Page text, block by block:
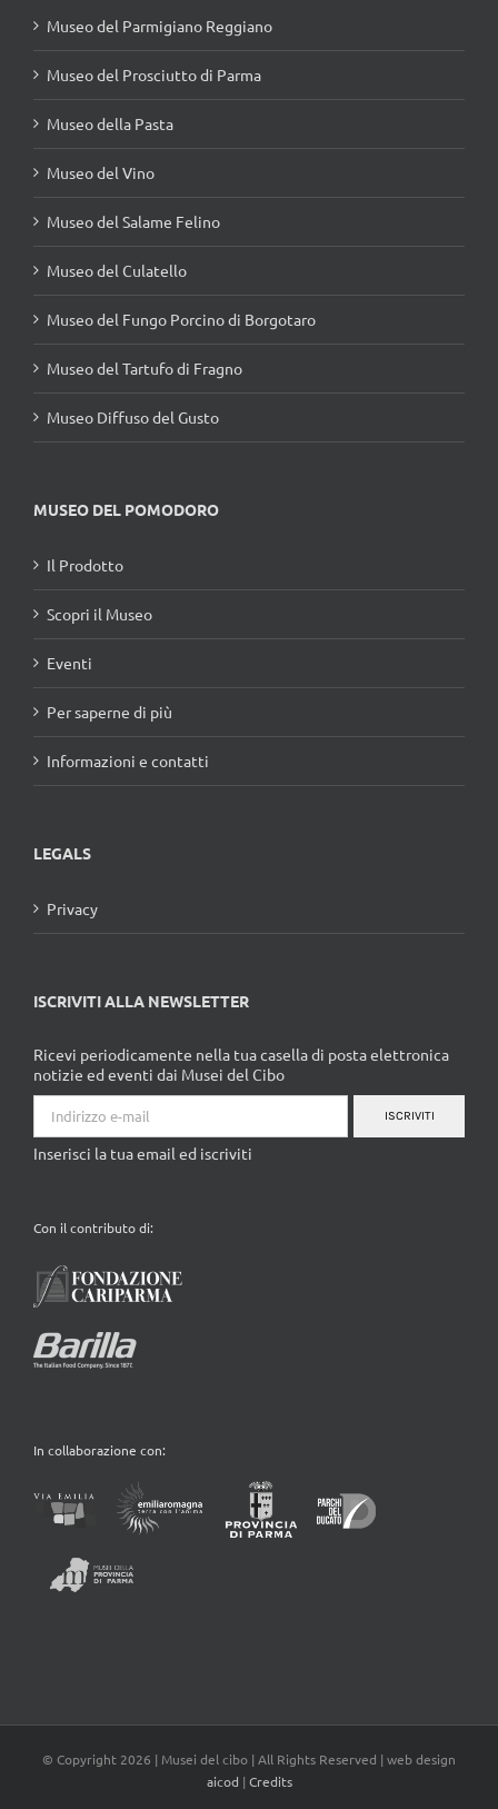
Museo del Parmigiano Reggiano
Museo del Prosciutto di Parma
Museo della Pasta
Museo del Vino
Museo del Salame Felino
Museo del Culatello
Museo del Fungo Porcino di Borgotaro
Museo del Tartufo di Fragno
Museo Diffuso del Gusto
MUSEO DEL POMODORO
Il Prodotto
Scopri il Museo
Eventi
Per saperne di più
Informazioni e contatti
LEGALS
Privacy
ISCRIVITI ALLA NEWSLETTER
Ricevi periodicamente nella tua casella di posta elettronica
notizie ed eventi dai Musei del Cibo
ISCRIVITI
Inserisci la tua email ed iscriviti
Con il contributo di:
In collaborazione con:
© Copyright 2026 | Musei del cibo | All Rights Reserved | web design
aicod | Credits